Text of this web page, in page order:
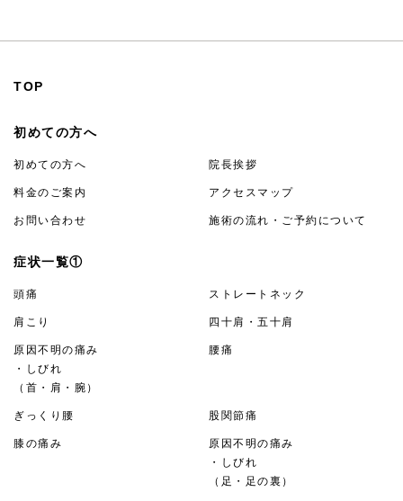
TOP
初めての方へ
初めての方へ 院長挨拶
料金のご案内 アクセスマップ
お問い合わせ 施術の流れ・ご予約について
症状一覧①
頭痛 ストレートネック
肩こり 四十肩・五十肩
原因不明の痛み
・しびれ
（首・肩・腕）
腰痛
ぎっくり腰 股関節痛
膝の痛み
原因不明の痛み
・しびれ
（足・足の裏）